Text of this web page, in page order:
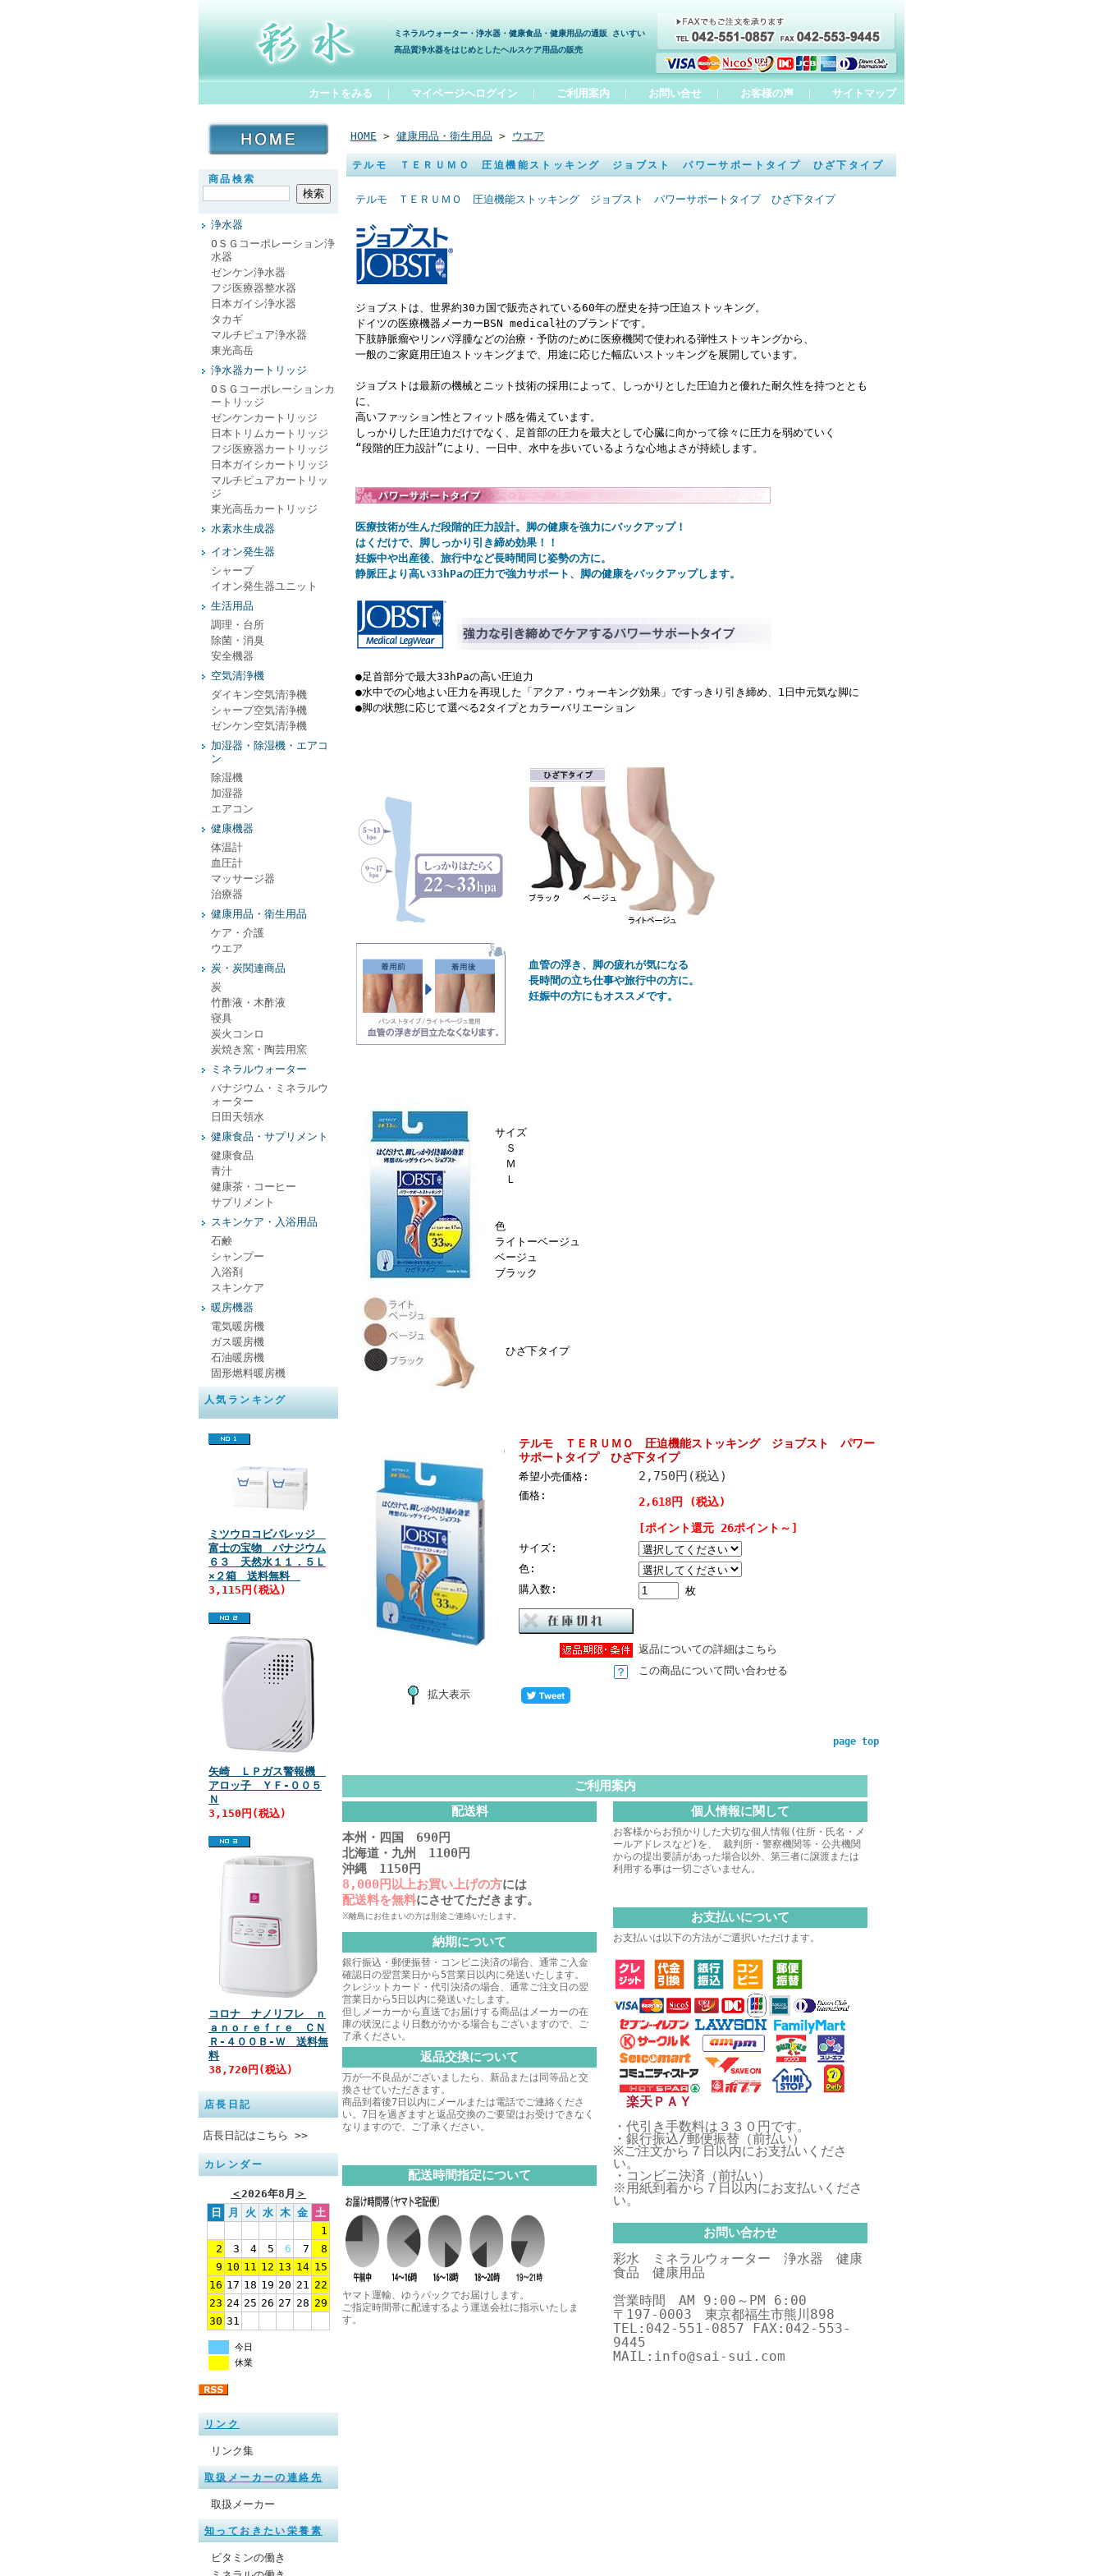
ミネラルウォーター・浄水器・健康食品・健康用品の通販 さいすい
高品質浄水器をはじめとしたヘルスケア用品の販売
カートをみる マイページへログイン ご利用案内 お問い合せ お客様の声 サイトマップ
商品検索
浄水器
ОＳＧコーポレーション浄
水器
ゼンケン浄水器
フジ医療器整水器
日本ガイシ浄水器
タカギ
マルチピュア浄水器
東光高岳
浄水器カートリッジ
ОＳＧコーポレーションカ
ートリッジ
ゼンケンカートリッジ
日本トリムカートリッジ
フジ医療器カートリッジ
日本ガイシカートリッジ
マルチピュアカートリッ
ジ
東光高岳カートリッジ
水素水生成器
イオン発生器
シャープ
イオン発生器ユニット
生活用品
調理・台所
除菌・消臭
安全機器
空気清浄機
ダイキン空気清浄機
シャープ空気清浄機
ゼンケン空気清浄機
加湿器・除湿機・エアコ
ン
除湿機
加湿器
エアコン
健康機器
体温計
血圧計
マッサージ器
治療器
健康用品・衛生用品
ケア・介護
ウエア
炭・炭関連商品
炭
竹酢液・木酢液
寝具
炭火コンロ
炭焼き窯・陶芸用窯
ミネラルウォーター
バナジウム・ミネラルウ
ォーター
日田天領水
健康食品・サプリメント
健康食品
青汁
健康茶・コーヒー
サプリメント
スキンケア・入浴用品
石鹸
シャンプー
入浴剤
スキンケア
暖房機器
電気暖房機
ガス暖房機
石油暖房機
固形燃料暖房機
人気ランキング
ミツウロコビバレッジ
富士の宝物 バナジウム
６３ 天然水１１．５Ｌ
×２箱 送料無料
3,115円(税込)
矢崎 ＬＰガス警報機
アロッ子 ＹＦ‐００５
Ｎ
3,150円(税込)
コロナ ナノリフレ ｎ
ａｎｏｒｅｆｒｅ ＣＮ
Ｒ‐４００Ｂ‐Ｗ 送料無
料
38,720円(税込)
店長日記
店長日記はこちら >>
カレンダー
＜2026年8月 ＞
日
月 火 水 木 金 土
1
2
3 4 5 6 7
8
9 10 11 12 13 14 15
16 17 18 19 20 21 22
23 24 25 26 27 28 29
30 31
今日
休業
リンク
リンク集
取扱メーカーの連絡先
取扱メーカー
知っておきたい栄養素
ビタミンの働き
HOME > 健康用品・衛生用品 > ウエア
テルモ ＴＥＲＵＭＯ 圧迫機能ストッキング ジョブスト パワーサポートタイプ ひざ下タイプ
テルモ ＴＥＲＵＭＯ 圧迫機能ストッキング ジョブスト パワーサポートタイプ ひざ下タイプ
ジョブストは、世界約30カ国で販売されている60年の歴史を持つ圧迫ストッキング。
ドイツの医療機器メーカーBSN medical社のブランドです。
下肢静脈瘤やリンパ浮腫などの治療・予防のために医療機関で使われる弾性ストッキングから、
一般のご家庭用圧迫ストッキングまで、用途に応じた幅広いストッキングを展開しています。
ジョブストは最新の機械とニット技術の採用によって、しっかりとした圧迫力と優れた耐久性を持つととも
に、
高いファッション性とフィット感を備えています。
しっかりした圧迫力だけでなく、足首部の圧力を最大として心臓に向かって徐々に圧力を弱めていく
“段階的圧力設計”により、一日中、水中を歩いているような心地よさが持続します。
医療技術が生んだ段階的圧力設計。脚の健康を強力にバックアップ！
はくだけで、脚しっかり引き締め効果！！
妊娠中や出産後、旅行中など長時間同じ姿勢の方に。
静脈圧より高い33hPaの圧力で強力サポート、脚の健康をバックアップします。
●足首部分で最大33hPaの高い圧迫力
●水中での心地よい圧力を再現した「アクア・ウォーキング効果」ですっきり引き締め、1日中元気な脚に
●脚の状態に応じて選べる2タイプとカラーバリエーション
血管の浮き、脚の疲れが気になる
長時間の立ち仕事や旅行中の方に。
妊娠中の方にもオススメです。
サイズ
Ｓ
Ｍ
Ｌ
色
ライトーベージュ
ベージュ
ブラック
ひざ下タイプ
拡大表示
テルモ ＴＥＲＵＭＯ 圧迫機能ストッキング ジョブスト パワー
サポートタイプ ひざ下タイプ
希望小売価格: 2,750円(税込)
価格:
2,618円 (税込)
[ポイント還元 26ポイント～]
サイズ:
色:
購入数:
枚
返品についての詳細はこちら
この商品について問い合わせる
page top
ご利用案内
配送料
本州・四国 690円
北海道・九州 1100円
沖縄 1150円
8,000円以上お買い上げの方には
配送料を無料にさせてただきます。
※離島にお住まいの方は別途ご連絡いたします。
納期について
銀行振込・郵便振替・コンビニ決済の場合、通常ご入金
確認日の翌営業日から5営業日以内に発送いたします。
クレジットカード・代引決済の場合、通常ご注文日の翌
営業日から5日以内に発送いたします。
但しメーカーから直送でお届けする商品はメーカーの在
庫の状況により日数がかかる場合もございますので、ご
了承ください。
返品交換について
万が一不良品がございましたら、新品または同等品と交
換させていただきます。
商品到着後7日以内にメールまたは電話でご連絡くださ
い。7日を過ぎますと返品交換のご要望はお受けできなく
なりますので、ご了承ください。
配送時間指定について
ヤマト運輸、ゆうパックでお届けします。
ご指定時間帯に配達するよう運送会社に指示いたしま
す。
個人情報に関して
お客様からお預かりした大切な個人情報(住所・氏名・メ
ールアドレスなど)を、 裁判所・警察機関等・公共機関
からの提出要請があった場合以外、第三者に譲渡または
利用する事は一切ございません。
お支払いについて
お支払いは以下の方法がご選択いただけます。
楽天ＰＡＹ
・代引き手数料は３３０円です。
・銀行振込/郵便振替（前払い）
※ご注文から７日以内にお支払いくださ
い。
・コンビニ決済（前払い）
※用紙到着から７日以内にお支払いくださ
い。
お問い合わせ
彩水 ミネラルウォーター 浄水器 健康
食品 健康用品
営業時間 AM 9:00～PM 6:00
〒197-0003 東京都福生市熊川898
TEL:042-551-0857 FAX:042-553-
9445
MAIL:info@sai-sui.com